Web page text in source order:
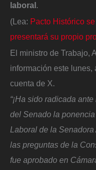
laboral.
(Lea: Pacto Histórico
presentará su propio
El ministro de Trabajo,
información este lunes,
cuenta de X.
“¡Ha sido radicada
del Senado la
Laboral de la
las preguntas de la
fue aprobado en